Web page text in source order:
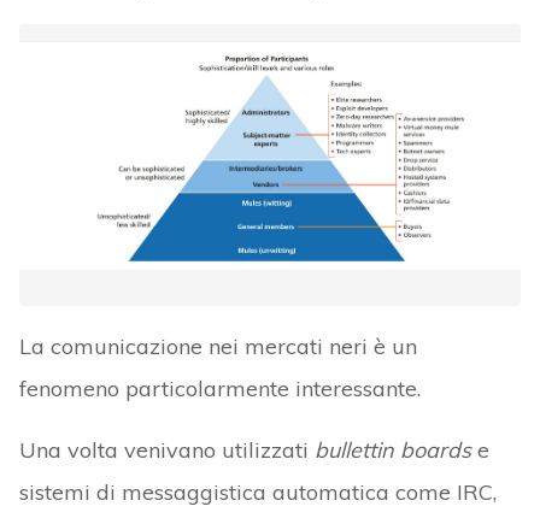
La comunicazione nei mercati neri è un
fenomeno particolarmente interessante.
Una volta venivano utilizzati bullettin boardse
sistemi di messaggistica automatica come IRC,